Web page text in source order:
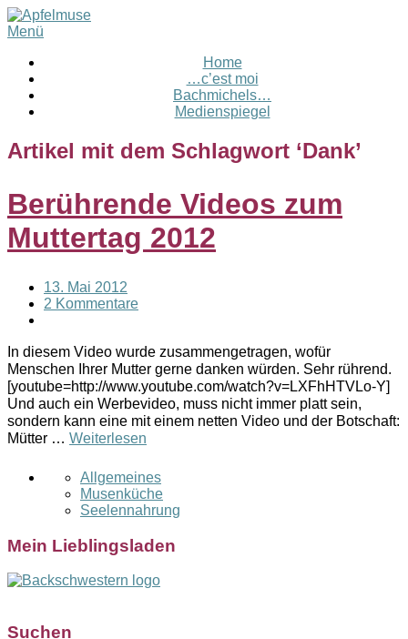
Menü
Home
…c’est moi
Bachmichels…
Medienspiegel
Artikel mit dem Schlagwort ‘Dank’
Berührende Videos zum
Muttertag 2012
13. Mai 2012
2 Kommentare
In diesem Video wurde zusammengetragen, wofür
Menschen Ihrer Mutter gerne danken würden. Sehr rührend.
[youtube=http://www.youtube.com/watch?v=LXFhHTVLo-Y]
Und auch ein Werbevideo, muss nicht immer platt sein,
sondern kann eine mit einem netten Video und der Botschaft:
Mütter … Weiterlesen
Allgemeines
Musenküche
Seelennahrung
Mein Lieblingsladen
Suchen